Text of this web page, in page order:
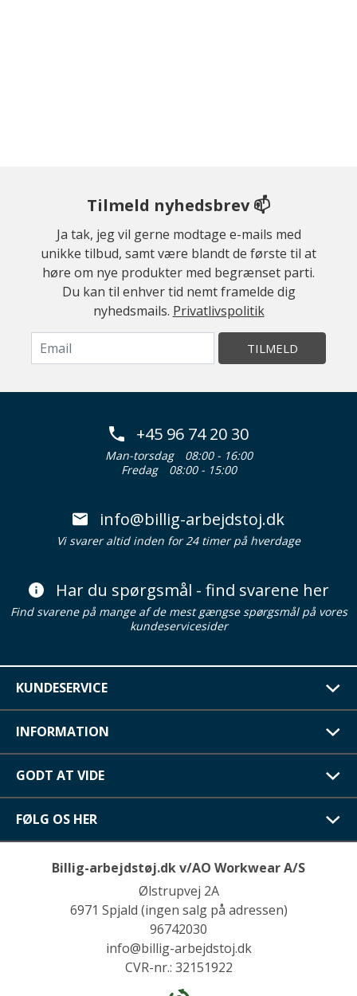
Tilmeld nyhedsbrev 📫
Ja tak, jeg vil gerne modtage e-mails med
unikke tilbud, samt være blandt de første til at
høre om nye produkter med begrænset parti.
Du kan til enhver tid nemt framelde dig
nyhedsmails. Privatlivspolitik
TILMELD
+45 96 74 20 30
Man-torsdag
08:00 - 16:00
Fredag
08:00 - 15:00
info@billig-arbejdstoj.dk
Vi svarer altid inden for 24 timer på hverdage
Har du spørgsmål - find svarene her
Find svarene på mange af de mest gængse spørgsmål på vores
kundeservicesider
KUNDESERVICE
INFORMATION
GODT AT VIDE
FØLG OS HER
Billig-arbejdstøj.dk v/AO Workwear A/S
Ølstrupvej 2A
6971 Spjald (ingen salg på adressen)
96742030
info@billig-arbejdstoj.dk
CVR-nr.: 32151922